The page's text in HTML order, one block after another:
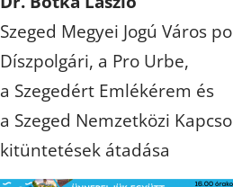
Szeged Megyei Jogú Város
Díszpolgári, a Pro Urbe,
a Szegedért Emlékérem és
a Szeged Nemzetközi
kitüntetések átadása